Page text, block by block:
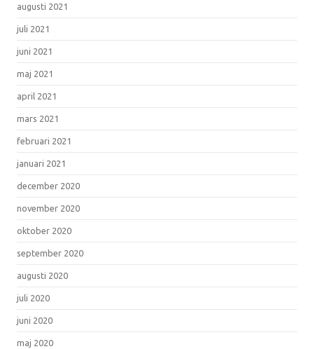
augusti 2021
juli 2021
juni 2021
maj 2021
april 2021
mars 2021
februari 2021
januari 2021
december 2020
november 2020
oktober 2020
september 2020
augusti 2020
juli 2020
juni 2020
maj 2020